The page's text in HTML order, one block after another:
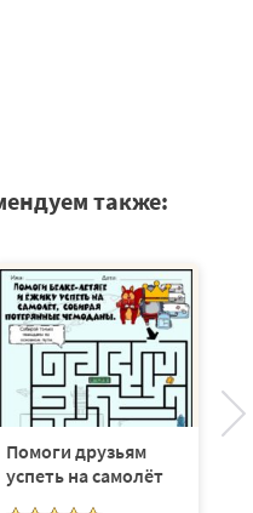
также:
Помоги друзьям
успеть на самолёт